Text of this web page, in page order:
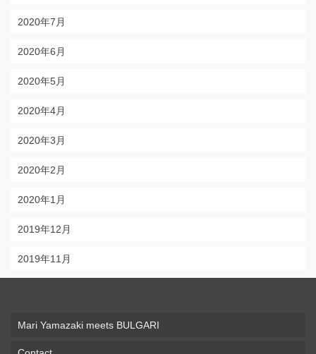
2020年7月
2020年6月
2020年5月
2020年4月
2020年3月
2020年2月
2020年1月
2019年12月
2019年11月
Mari Yamazaki meets BULGARI